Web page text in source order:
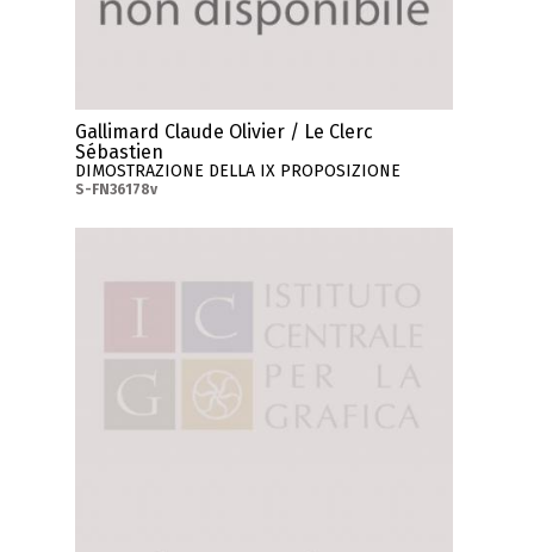
Gallimard Claude Olivier / Le Clerc
Sébastien
DIMOSTRAZIONE DELLA IX PROPOSIZIONE
S-FN36178v